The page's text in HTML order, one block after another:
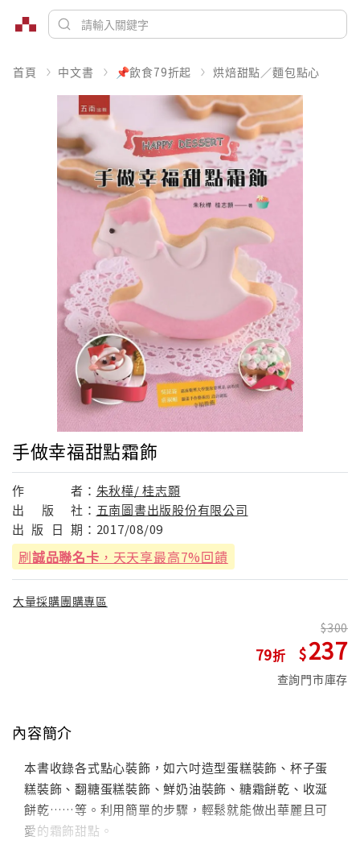
首頁 中文書 📌飲食79折起 烘焙甜點／麵包點心
手做幸福甜點霜飾
作 者： 朱秋樺/ 桂志顥
出
版 社： 五南圖書出版股份有限公司
出 版 日 期： 2017/08/09
刷誠品聯名卡 ，天天享最高7%回饋
大量採購團購專區
79
300
237
查詢門市庫存
內容簡介
本書收錄各式點心裝飾，如六吋造型蛋糕裝飾、杯子蛋
糕裝飾、翻糖蛋糕裝飾、鮮奶油裝飾、糖霜餅乾、收涎
餅乾……等。利用簡單的步驟，輕鬆就能做出華麗且可
愛的霜飾甜點。